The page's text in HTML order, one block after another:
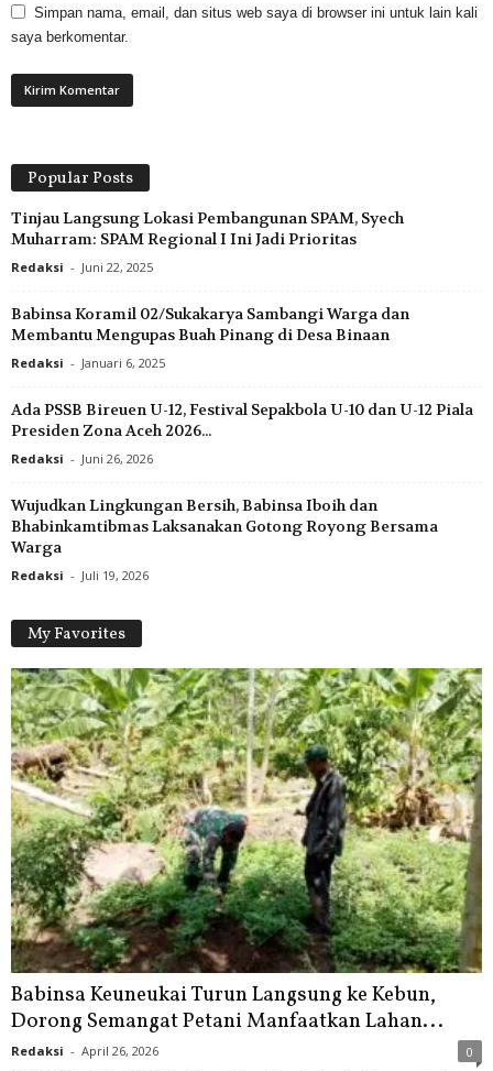
Simpan nama, email, dan situs web saya di browser ini untuk lain kali
saya berkomentar.
Popular Posts
Tinjau Langsung Lokasi Pembangunan SPAM, Syech
Muharram: SPAM Regional I Ini Jadi Prioritas
Redaksi - Juni 22, 2025
Babinsa Koramil 02/Sukakarya Sambangi Warga dan
Membantu Mengupas Buah Pinang di Desa Binaan
Redaksi - Januari 6, 2025
Ada PSSB Bireuen U-12, Festival Sepakbola U-10 dan U-12 Piala
Presiden Zona Aceh 2026...
Redaksi - Juni 26, 2026
Wujudkan Lingkungan Bersih, Babinsa Iboih dan
Bhabinkamtibmas Laksanakan Gotong Royong Bersama
Warga
Redaksi - Juli 19, 2026
My Favorites
Babinsa Keuneukai Turun Langsung ke Kebun,
Dorong Semangat Petani Manfaatkan Lahan...
Redaksi - April 26, 2026 0